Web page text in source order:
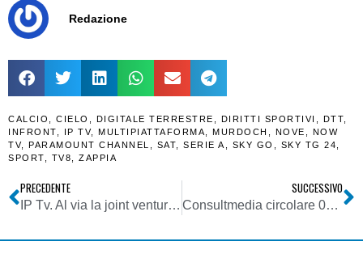
Redazione
CALCIO CIELO DIGITALE TERRESTRE DIRITTI SPORTIVI DTT
INFRONT
IP TV, MULTIPIATTAFORMA MURDOCH NOVE
NOW
TV, PARAMOUNT CHANNEL SAT SERIE A SKY GO SKY TG 24
SPORT
TV8 ZAPPIA
PRECEDENTE
IP Tv. Al via la joint venture (intergruppo) tra Telecom Italia e Canal+: parte una nuova pay tv in competizione con Netflix & C.
SUCCESSIVO
Consultmedia circolare 02112017 attestazione regolarità contributiva INPGI per domande contributi rtv in base a nuovo regolamento (completa)